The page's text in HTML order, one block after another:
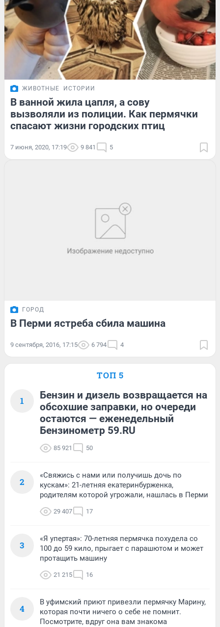
ЖИВОТНЫЕ ИСТОРИИ
В ванной жила цапля, а сову
вызволяли из полиции. Как пермячки
спасают жизни городских птиц
7 июня, 2020, 17:19 9 841 5
ГОРОД
В Перми ястреба сбила машина
9 сентября, 2016, 17:15 6 794 4
ТОП 5
1
Бензин и дизель возвращается на
обсохшие заправки, но очереди
остаются — еженедельный
Бензинометр 59.RU
85 921 50
2
«Свяжись с нами или получишь дочь по
кускам»: 21-летняя екатеринбурженка,
родителям которой угрожали, нашлась в Перми
29 407 17
3
«Я упертая»: 70-летняя пермячка похудела со
100 до 59 кило, прыгает с парашютом и может
протащить машину
21 215 16
4
В уфимский приют привезли пермячку Марину,
которая почти ничего о себе не помнит.
Посмотрите, вдруг она вам знакома